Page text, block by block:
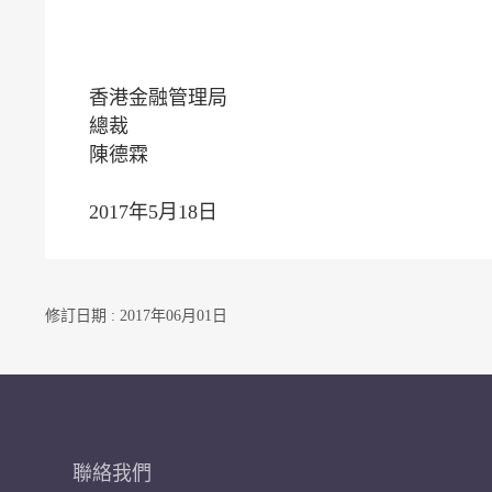
香港金融管理局
總裁
陳德霖
2017年5月18日
修訂日期 : 2017年06月01日
聯絡我們